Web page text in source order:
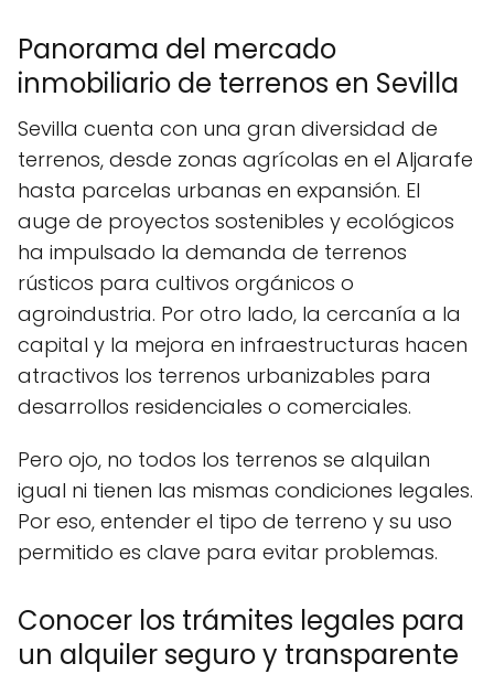
Panorama del mercado
inmobiliario de terrenos en Sevilla
Sevilla cuenta con una gran diversidad de
terrenos, desde zonas agrícolas en el Aljarafe
hasta parcelas urbanas en expansión. El
auge de proyectos sostenibles y ecológicos
ha impulsado la demanda de terrenos
rústicos para cultivos orgánicos o
agroindustria. Por otro lado, la cercanía a la
capital y la mejora en infraestructuras hacen
atractivos los terrenos urbanizables para
desarrollos residenciales o comerciales.
Pero ojo, no todos los terrenos se alquilan
igual ni tienen las mismas condiciones legales.
Por eso, entender el tipo de terreno y su uso
permitido es clave para evitar problemas.
Conocer los trámites legales para
un alquiler seguro y transparente